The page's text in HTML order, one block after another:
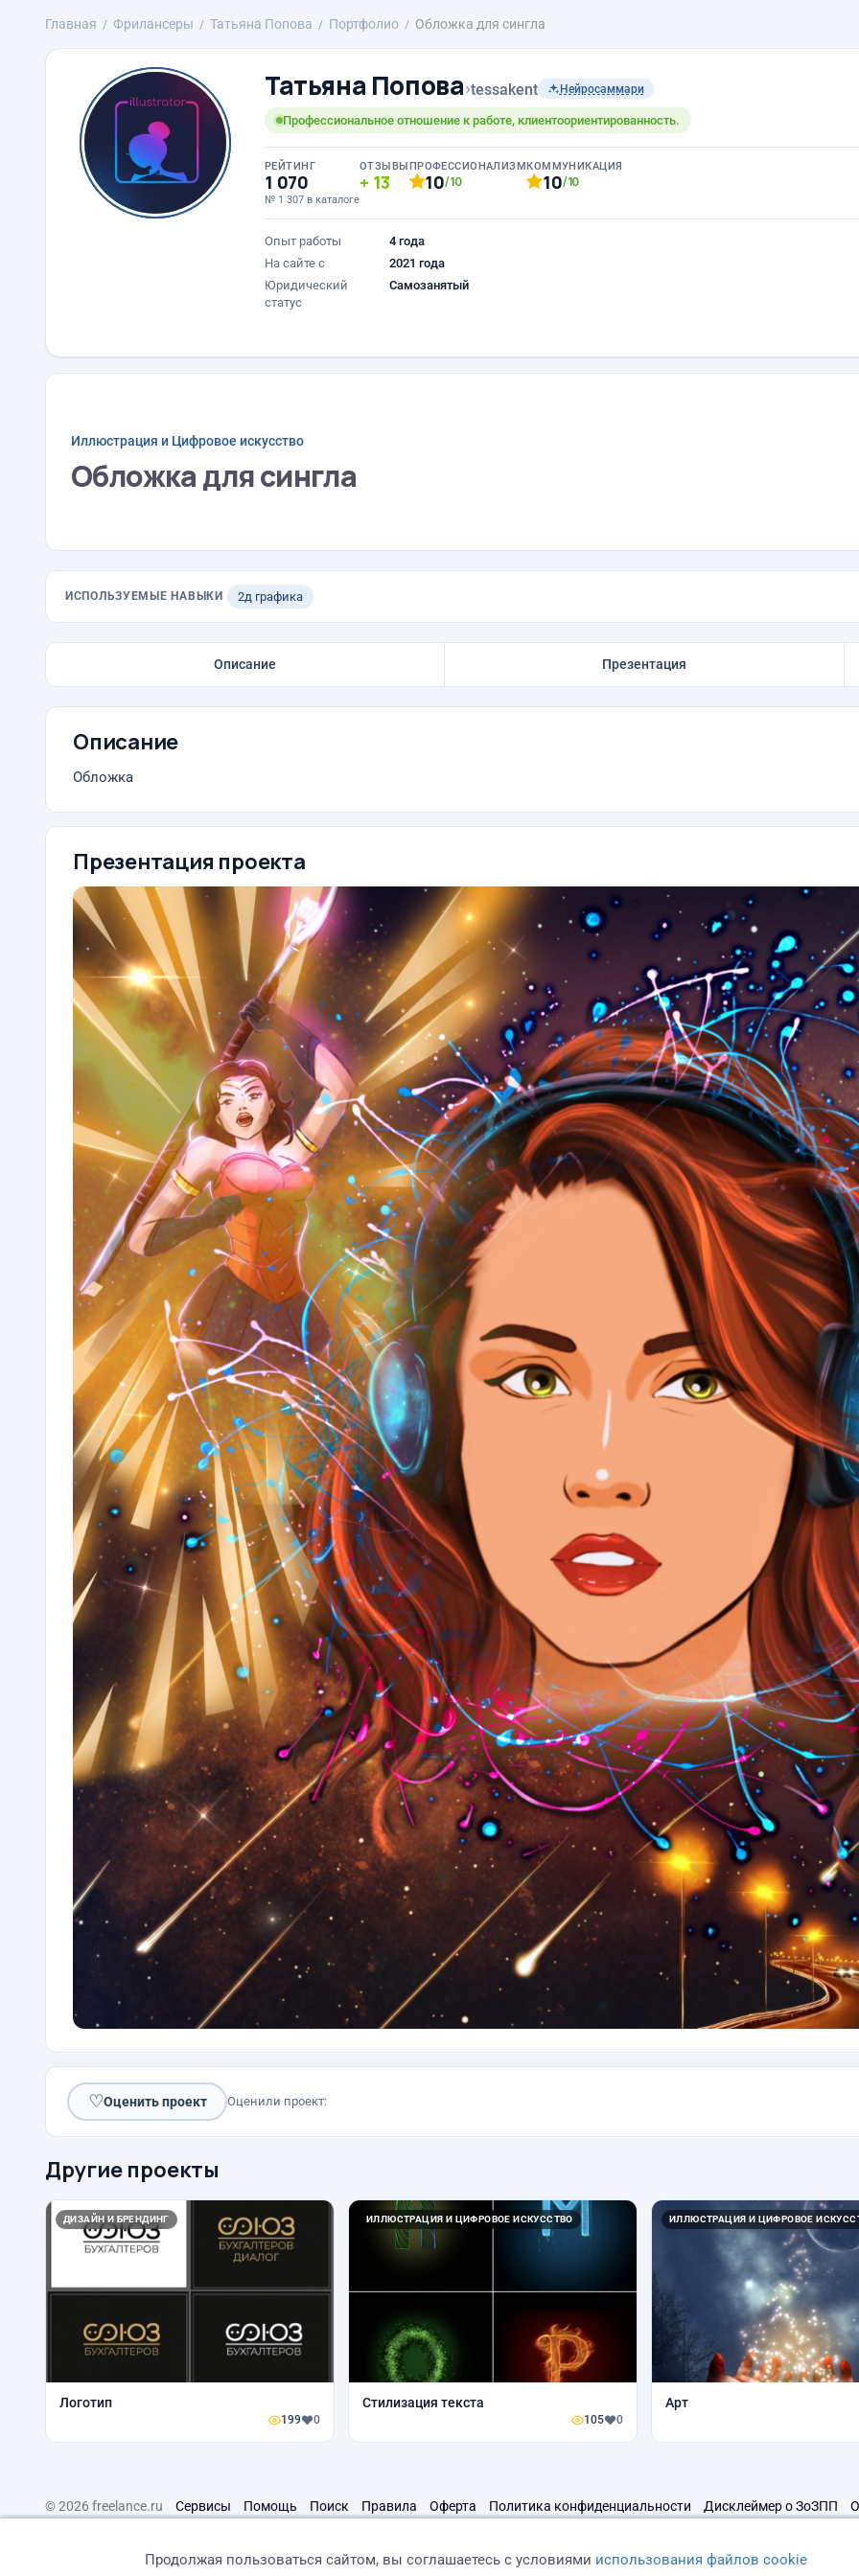
Главная Фрилансеры Татьяна Попова Портфолио Обложка для сингла
Татьяна Попова›tessakent Нейросаммари
Профессиональное отношение к работе, клиентоориентированность.
РЕЙТИНГ
1 070
№ 1 307 в каталоге
ОТЗЫВЫ
13
ПРОФЕССИОНАЛИЗМ
10/10
КОММУНИКАЦИЯ
10/10
Опыт работы
4 года
На сайте с
2021 года
Юридический
статус
Самозанятый
Иллюстрация и Цифровое искусство
Обложка для сингла
ИСПОЛЬЗУЕМЫЕ НАВЫКИ 2д графика
Описание Презентация
Описание
Обложка
Презентация проекта
♡Оценить проект Оценили проект:
Другие проекты
ДИЗАЙН И БРЕНДИНГ
Логотип
199 0
ИЛЛЮСТРАЦИЯ И ЦИФРОВОЕ ИСКУССТВО
Стилизация текста
105 0
ИЛЛЮСТРАЦИЯ И ЦИФРОВОЕ
Арт
© 2026 freelance.ru Сервисы Помощь Поиск Правила Оферта Политика конфиденциальности Дисклеймер о ЗоЗПП
Продолжая пользоваться сайтом, вы соглашаетесь с условиями использования файлов cookie